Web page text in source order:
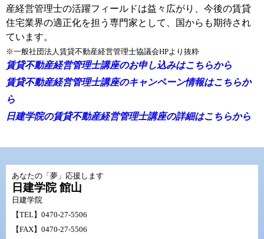
産経営管理士の活躍フィールドは益々広がり、今後の賃貸
住宅業界の適正化を担う専門家として、国からも期待され
ています。
※一般社団法人賃貸不動産経営管理士協議会HPより抜粋
賃貸不動産経営管理士講座のお申し込みはこちらから
賃貸不動産経営管理士講座のキャンペーン情報はこちらか
ら
日建学院の賃貸不動産経営管理士講座の詳細はこちらから
あなたの「夢」応援します
日建学院 館山
日建学院
【TEL】 0470-27-5506
【FAX】0470-27-5506